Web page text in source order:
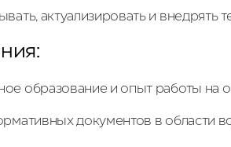
актуализировать и внедрять
образование и опыт работы на
документов в области